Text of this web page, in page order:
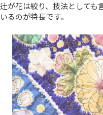
辻が花は絞り、技法としても
いるのが特長です。